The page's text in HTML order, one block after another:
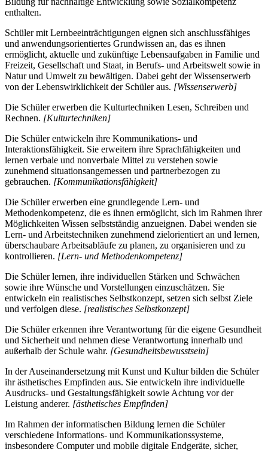
enthalten.
Schüler mit Lernbeeinträchtigungen eignen sich anschlussfähiges
und anwendungsorientiertes Grundwissen an, das es ihnen
ermöglicht, aktuelle und zukünftige Lebensaufgaben in Familie und
Freizeit, Gesellschaft und Staat, in Berufs- und Arbeitswelt sowie in
Natur und Umwelt zu bewältigen. Dabei geht der Wissenserwerb
von der Lebenswirklichkeit der Schüler aus. [Wissenserwerb]
Die Schüler erwerben die Kulturtechniken Lesen, Schreiben und
Rechnen. [Kulturtechniken]
Die Schüler entwickeln ihre Kommunikations- und
Interaktionsfähigkeit. Sie erweitern ihre Sprachfähigkeiten und
lernen verbale und nonverbale Mittel zu verstehen sowie
zunehmend situationsangemessen und partnerbezogen zu
gebrauchen. [Kommunikationsfähigkeit]
Die Schüler erwerben eine grundlegende Lern- und
Methodenkompetenz, die es ihnen ermöglicht, sich im Rahmen ihrer
Möglichkeiten Wissen selbstständig anzueignen. Dabei wenden sie
Lern- und Arbeitstechniken zunehmend zielorientiert an und lernen,
überschaubare Arbeitsabläufe zu planen, zu organisieren und zu
kontrollieren. [Lern- und Methodenkompetenz]
Die Schüler lernen, ihre individuellen Stärken und Schwächen
sowie ihre Wünsche und Vorstellungen einzuschätzen. Sie
entwickeln ein realistisches Selbstkonzept, setzen sich selbst Ziele
und verfolgen diese. [realistisches Selbstkonzept]
Die Schüler erkennen ihre Verantwortung für die eigene Gesundheit
und Sicherheit und nehmen diese Verantwortung innerhalb und
außerhalb der Schule wahr. [Gesundheitsbewusstsein]
In der Auseinandersetzung mit Kunst und Kultur bilden die Schüler
ihr ästhetisches Empfinden aus. Sie entwickeln ihre individuelle
Ausdrucks- und Gestaltungsfähigkeit sowie Achtung vor der
Leistung anderer. [ästhetisches Empfinden]
Im Rahmen der informatischen Bildung lernen die Schüler
verschiedene Informations- und Kommunikationssysteme,
insbesondere Computer und mobile digitale Endgeräte, sicher,